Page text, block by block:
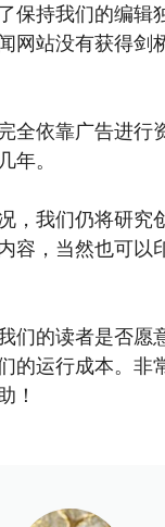
保持我们的编辑
网站没有获得剑
全依靠广告进行
年。
，我们仍将研究
容，当然也可以
们的读者是否愿
的运行成本。非
！